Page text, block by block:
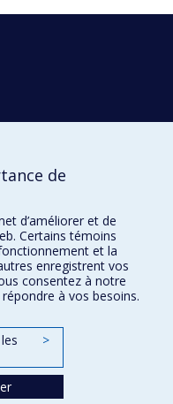
de
d’améliorer et de
Certains témoins
et la
enregistrent vos
consentez à notre
à vos besoins.
>